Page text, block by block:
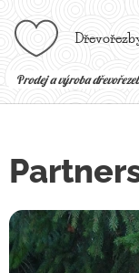
Prodej a výroba